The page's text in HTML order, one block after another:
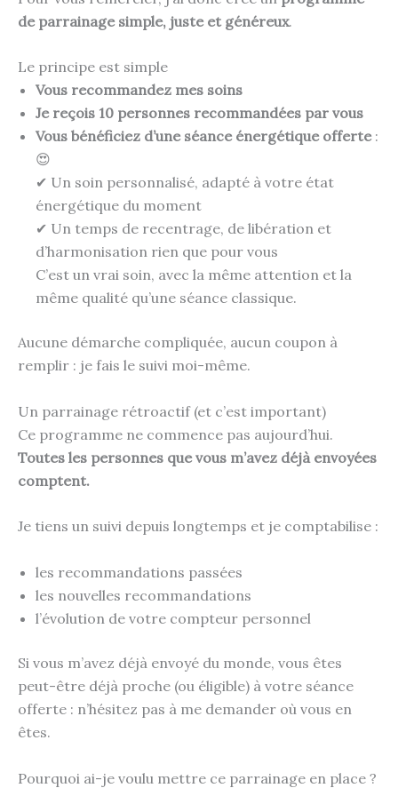
de parrainage simple, juste et généreux.
Le principe est simple
Vous recommandez mes soins
Je reçois 10 personnes recommandées par vous
Vous bénéficiez d’une séance énergétique offerte:
😍
✔ Un soin personnalisé, adapté à votre état
énergétique du moment
✔ Un temps de recentrage, de libération et
d’harmonisation rien que pour vous
C’est un vrai soin, avec la même attention et la
même qualité qu’une séance classique.
Aucune démarche compliquée, aucun coupon à
remplir : je fais le suivi moi-même.
Un parrainage rétroactif (et c’est important)
Ce programme ne commence pas aujourd’hui.
Toutes les personnes que vous m’avez déjà envoyées
comptent.
Je tiens un suivi depuis longtemps et je comptabilise :
les recommandations passées
les nouvelles recommandations
l’évolution de votre compteur personnel
Si vous m’avez déjà envoyé du monde, vous êtes
peut-être déjà proche (ou éligible) à votre séance
offerte : n’hésitez pas à me demander où vous en
êtes.
Pourquoi ai-je voulu mettre ce parrainage en place ?